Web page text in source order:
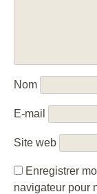
Nom
E-mail
Site web
Enregistrer
navigateur pour